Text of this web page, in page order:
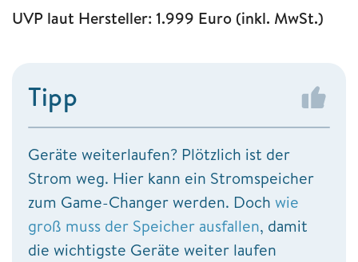
UVP laut Hersteller: 1.999 Euro (inkl. MwSt.)
Tipp
Geräte weiterlaufen? Plötzlich ist der
Strom weg. Hier kann ein Stromspeicher
zum Game-Changer werden. Doch wie
groß muss der Speicher ausfallen, damit
die wichtigste Geräte weiter laufen